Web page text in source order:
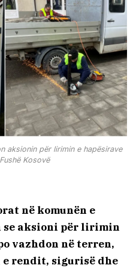
aksionin për lirimin e hapësirave
Kosovë
në komunën e
se aksioni për lirimin
vazhdon në terren,
rendit, sigurisë dhe